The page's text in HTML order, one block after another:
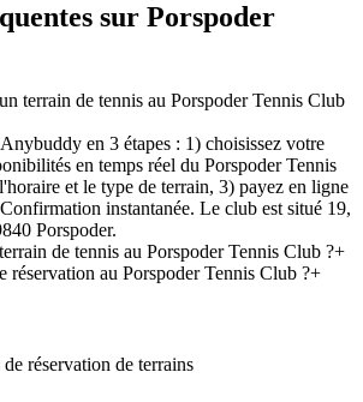
sur Porspoder
terrain de tennis au Porspoder Tennis Club
en 3 étapes : 1) choisissez votre
en temps réel du Porspoder Tennis
et le type de terrain, 3) payez en ligne
instantanée. Le club est situé 19,
Porspoder.
de tennis au Porspoder Tennis Club ?+
réservation au Porspoder Tennis Club ?+
réservation de terrains